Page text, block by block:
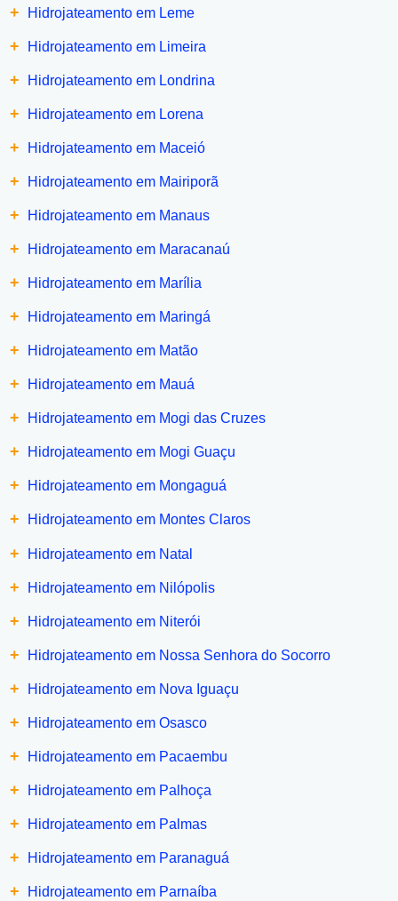
+ Hidrojateamento em Leme
+ Hidrojateamento em Limeira
+ Hidrojateamento em Londrina
+ Hidrojateamento em Lorena
+ Hidrojateamento em Maceió
+ Hidrojateamento em Mairiporã
+ Hidrojateamento em Manaus
+ Hidrojateamento em Maracanaú
+ Hidrojateamento em Marília
+ Hidrojateamento em Maringá
+ Hidrojateamento em Matão
+ Hidrojateamento em Mauá
+ Hidrojateamento em Mogi das Cruzes
+ Hidrojateamento em Mogi Guaçu
+ Hidrojateamento em Mongaguá
+ Hidrojateamento em Montes Claros
+ Hidrojateamento em Natal
+ Hidrojateamento em Nilópolis
+ Hidrojateamento em Niterói
+ Hidrojateamento em Nossa Senhora do Socorro
+ Hidrojateamento em Nova Iguaçu
+ Hidrojateamento em Osasco
+ Hidrojateamento em Pacaembu
+ Hidrojateamento em Palhoça
+ Hidrojateamento em Palmas
+ Hidrojateamento em Paranaguá
+ Hidrojateamento em Parnaíba